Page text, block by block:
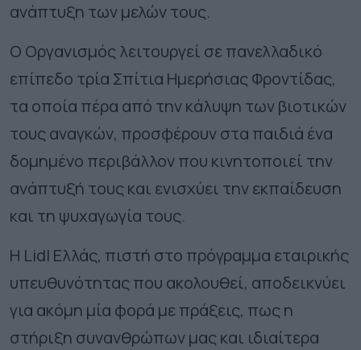
ανάπτυξη των μελών τους.
Ο Οργανισμός λειτουργεί σε πανελλαδικό
επίπεδο τρία Σπίτια Ημερήσιας Φροντίδας,
τα οποία πέρα από την κάλυψη των βιοτικών
τους αναγκών, προσφέρουν στα παιδιά ένα
δομημένο περιβάλλον που κινητοποιεί την
ανάπτυξή τους και ενισχύει την εκπαίδευση
και τη ψυχαγωγία τους.
Η Lidl Ελλάς, πιστή στο πρόγραμμα εταιρικής
υπευθυνότητας που ακολουθεί, αποδεικνύει
για ακόμη μία φορά με πράξεις, πως η
στήριξη συνανθρώπων μας και ιδιαίτερα